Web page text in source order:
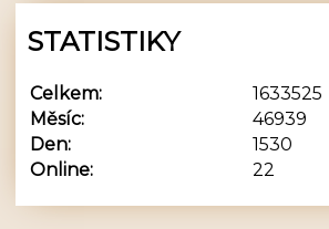
STATISTIKY
Online: 22
Celkem:
1633525
Měsíc:
46939
Den:
1530